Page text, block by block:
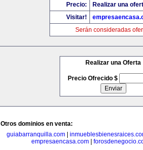
Precio:
Realizar una
Visitar!
Serán consideradas
Realizar una Oferta
Precio Ofrecido $
Otros dominios en venta:
guiabarranquilla.com|
empresaencasa.com|